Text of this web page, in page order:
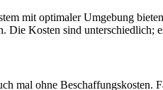
mit optimaler Umgebung
Kosten sind unterschiedlich;
mal ohne